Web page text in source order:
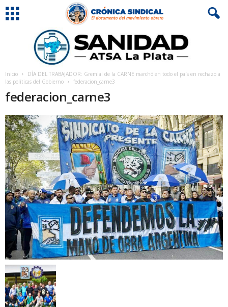
Inicio
DÍA DEL TRABAJADOR: Gremial de la CARNE marchó en todo el país en rechazo a
las políticas del Gobierno
federacion_carne3
federacion_carne3